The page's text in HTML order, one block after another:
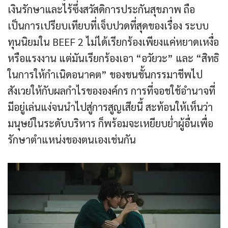
เงินรักษาและไร้ซึ่งสวัสดิการประกันสุขภาพ ถือ
เป็นการเปรียบเทียบที่เจ็บปวดที่สุดของเรื่อง ระบบ
ทุนนิยมใน BEEF 2 ไม่ได้เรียกร้องเพียงแค่หยาดเหงื่อ
หรือแรงงาน แต่มันเรียกร้องเอา “อวัยวะ” และ “สิทธิ
ในการให้กำเนิดอนาคต” ของชนชั้นกรรมาชีพไป
สังเวยให้กับผลกำไรขององค์กร การที่จอชใช้อำนาจที่
มีอยู่เล่นแง่จนนำไปสู่การสูญเสียนี้ สะท้อนให้เห็นว่า
มนุษย์ในระดับบริหาร ก็พร้อมจะเหยียบย่ำผู้อื่นเพื่อ
รักษาตำแหน่งของตนเองเช่นกัน